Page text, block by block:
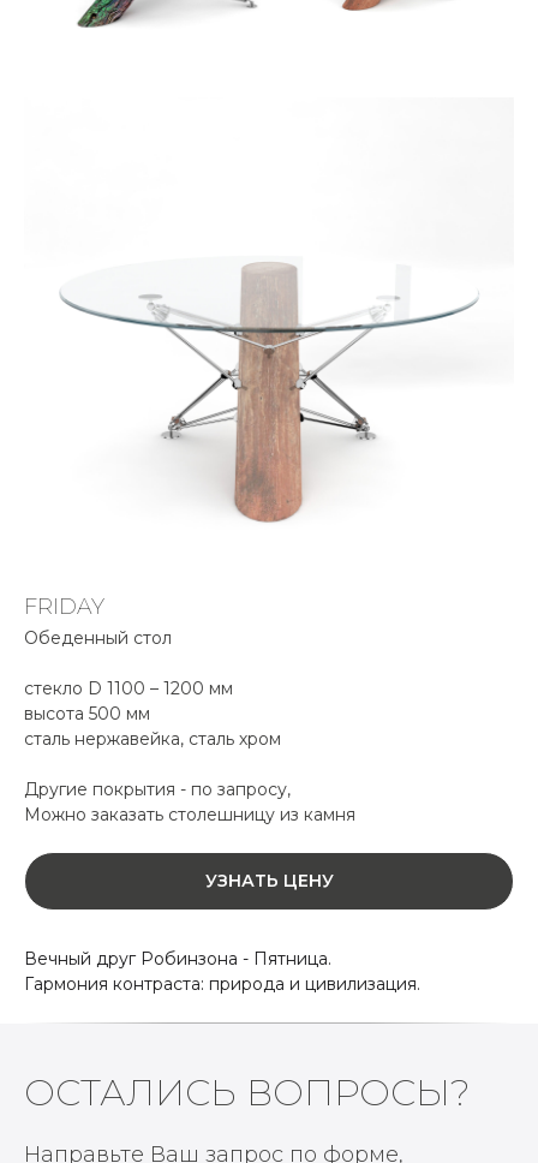
FRIDAY
Обеденный стол
стекло D 1100 – 1200 мм
высота 500 мм
сталь нержавейка, сталь хром
Другие покрытия - по запросу,
Можно заказать столешницу из камня
УЗНАТЬ ЦЕНУ
Вечный друг Робинзона - Пятница.
Гармония контраста: природа и цивилизация.
ОСТАЛИСЬ ВОПРОСЫ?
Направьте Ваш запрос по форме,